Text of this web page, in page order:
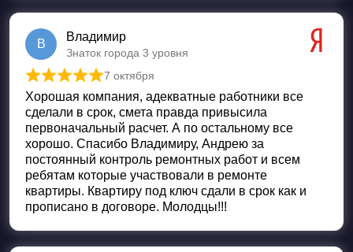
В
Владимир
Знаток города 3 уровня
Оценка из 5
7 октября
Хорошая компания, адекватные работники все
сделали в срок, смета правда привысила
первоначальный расчет. А по остальному все
хорошо. Спасибо Владимиру, Андрею за
постоянный контроль ремонтных работ и всем
ребятам которые участвовали в ремонте
квартиры. Квартиру под ключ сдали в срок как и
прописано в договоре. Молодцы!!!